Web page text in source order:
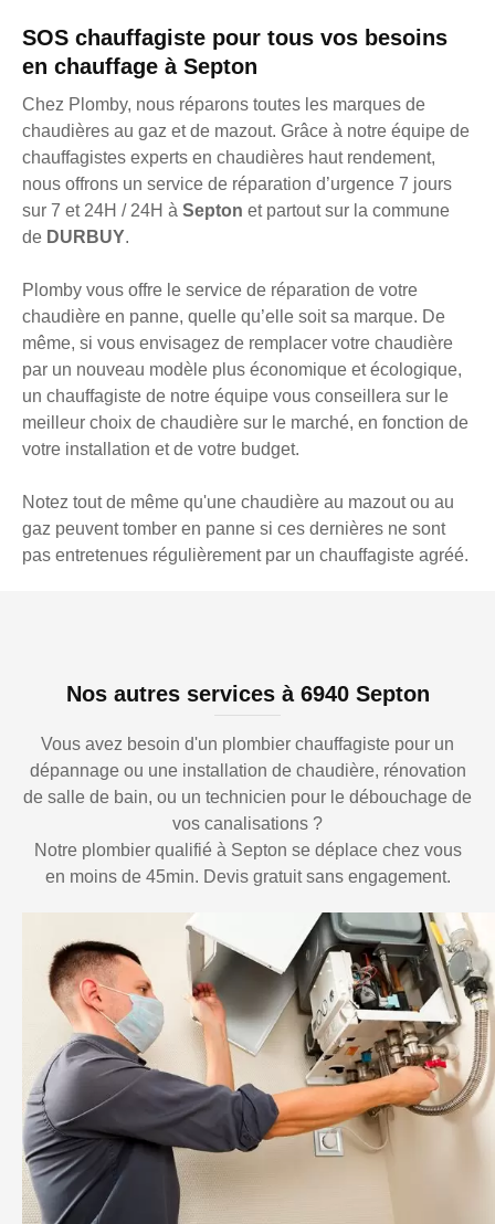
SOS chauffagiste pour tous vos besoins
en chauffage à Septon
Chez Plomby, nous réparons toutes les marques de
chaudières au gaz et de mazout. Grâce à notre équipe de
chauffagistes experts en chaudières haut rendement,
nous offrons un service de réparation d’urgence 7 jours
sur 7 et 24H / 24H à Septon et partout sur la commune
de DURBUY.
Plomby vous offre le service de réparation de votre
chaudière en panne, quelle qu’elle soit sa marque. De
même, si vous envisagez de remplacer votre chaudière
par un nouveau modèle plus économique et écologique,
un chauffagiste de notre équipe vous conseillera sur le
meilleur choix de chaudière sur le marché, en fonction de
votre installation et de votre budget.
Notez tout de même qu'une chaudière au mazout ou au
gaz peuvent tomber en panne si ces dernières ne sont
pas entretenues régulièrement par un chauffagiste agréé.
Nos autres services à 6940 Septon
Vous avez besoin d'un plombier chauffagiste pour un
dépannage ou une installation de chaudière, rénovation
de salle de bain, ou un technicien pour le débouchage de
vos canalisations ?
Notre plombier qualifié à Septon se déplace chez vous
en moins de 45min. Devis gratuit sans engagement.